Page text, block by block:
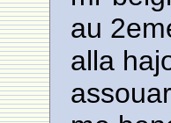
au
alla